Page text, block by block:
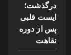
درگذشت؛
ایست قلبی
پس از دوره
نقاهت